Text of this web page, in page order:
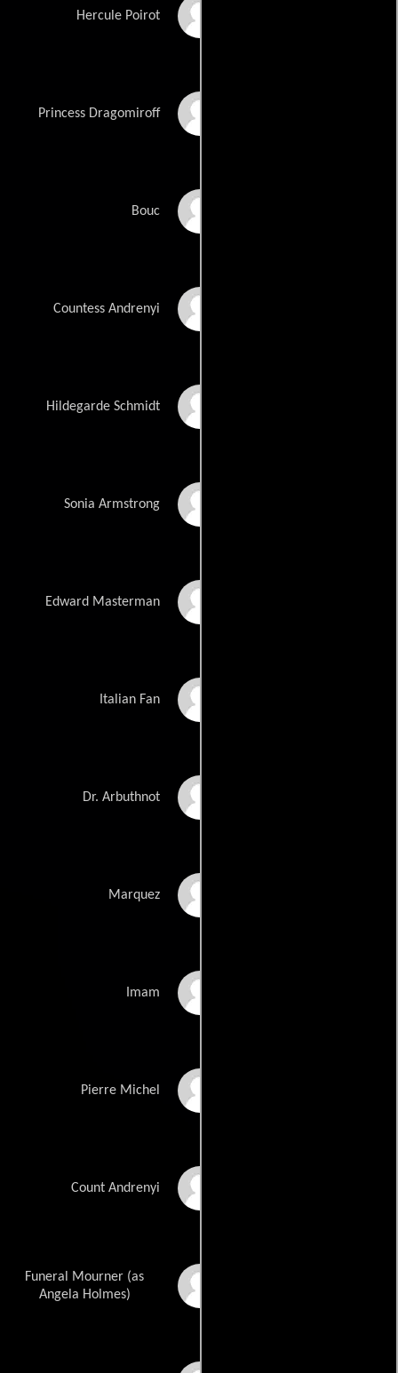
Hercule Poirot
Princess Dragomiroff
Bouc
Countess Andrenyi
Hildegarde Schmidt
Sonia Armstrong
Edward Masterman
Italian Fan
Dr. Arbuthnot
Marquez
Imam
Pierre Michel
Count Andrenyi
Funeral Mourner (as
Angela Holmes)